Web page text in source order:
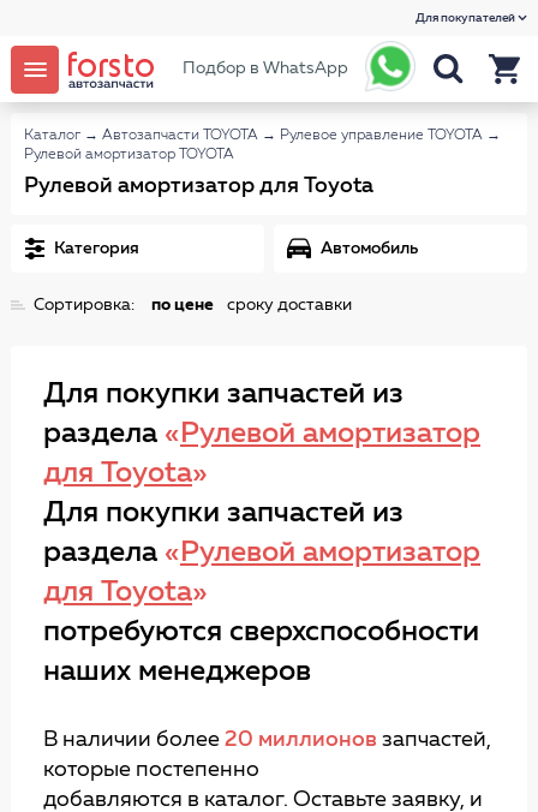
Для покупателей
Подбор в WhatsApp
Каталог → Автозапчасти TOYOTA → Рулевое управление TOYOTA →
Рулевой амортизатор TOYOTA
Рулевой амортизатор для Toyota
Категория Автомобиль
Сортировка: по цене сроку доставки
Для покупки запчастей из
раздела « Рулевой амортизатор
для Toyota»
Для покупки запчастей из
раздела « Рулевой амортизатор
для Toyota»
потребуются сверхспособности
наших менеджеров
В наличии более 20 миллионов запчастей,
которые постепенно
добавляются в каталог. Оставьте заявку, и